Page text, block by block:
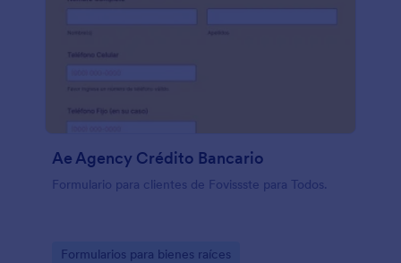
Ae Agency Crédito Bancario
Formulario para clientes de Fovissste para Todos.
Go to Category:
Formularios para bienes raíces